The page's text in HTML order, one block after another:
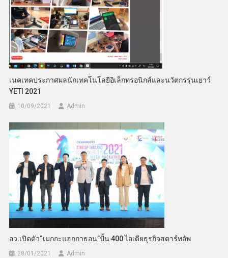
เนคเทคประกาศผลนักเทคโนโลยีอิเล็กทรอนิกส์และนวัตกรรุ่นเยาว์
YETI 2021
10/09/2021 Admin
อว.เปิดตัว“เมกกะแฮกกาธอน”ปั้น 400 ไอเดียธุรกิจสตาร์ทอัพ
28/01/2021 Admin